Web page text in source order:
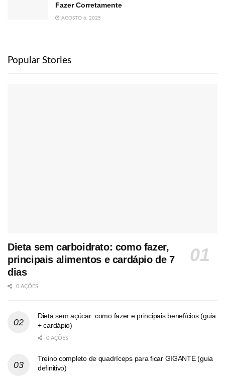
Fazer Corretamente
AGOSTO 6, 2025
Popular Stories
Dieta sem carboidrato: como fazer,
principais alimentos e cardápio de 7
dias
0 AÇÕES
Dieta sem açúcar: como fazer e principais benefícios (guia
+ cardápio)
0 AÇÕES
Treino completo de quadríceps para ficar GIGANTE (guia
definitivo)